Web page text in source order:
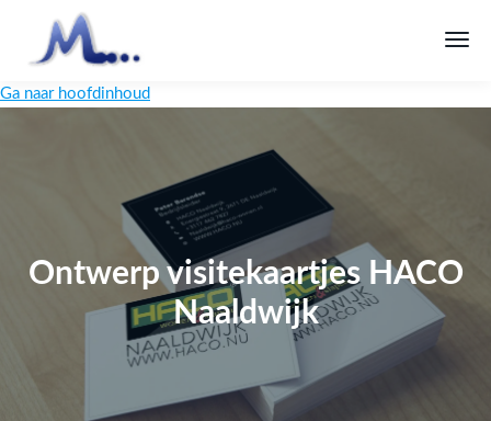
Ga naar hoofdinhoud
Ontwerp visitekaartjes HACO
Naaldwijk